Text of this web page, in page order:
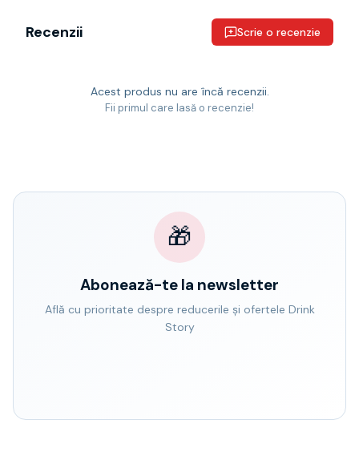
Recenzii Scrie o recenzie
Acest produs nu are încă recenzii.
Fii primul care lasă o recenzie!
🎁
Abonează-te la newsletter
Află cu prioritate despre reducerile și ofertele Drink
Story